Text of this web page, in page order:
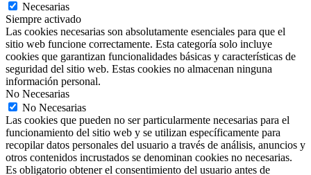
Necesarias
Siempre activado
Las cookies necesarias son absolutamente esenciales para que el
sitio web funcione correctamente. Esta categoría solo incluye
cookies que garantizan funcionalidades básicas y características de
seguridad del sitio web. Estas cookies no almacenan ninguna
información personal.
No Necesarias
No Necesarias
Las cookies que pueden no ser particularmente necesarias para el
funcionamiento del sitio web y se utilizan específicamente para
recopilar datos personales del usuario a través de análisis, anuncios y
otros contenidos incrustados se denominan cookies no necesarias.
Es obligatorio obtener el consentimiento del usuario antes de